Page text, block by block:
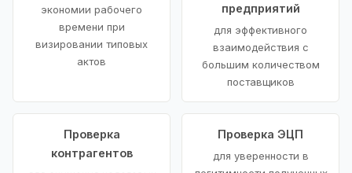
экономии рабочего
времени при
визировании типовых
актов
предприятий
для эффективного
взаимодействия с
большим количеством
поставщиков
Проверка
контрагентов
Проверка ЭЦП
для уверенности в